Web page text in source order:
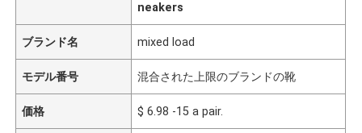
neakers
ブランド名 mixed load
モデル番号 混合された上限のブランドの靴
価格 $ 6.98 -15 a pair.